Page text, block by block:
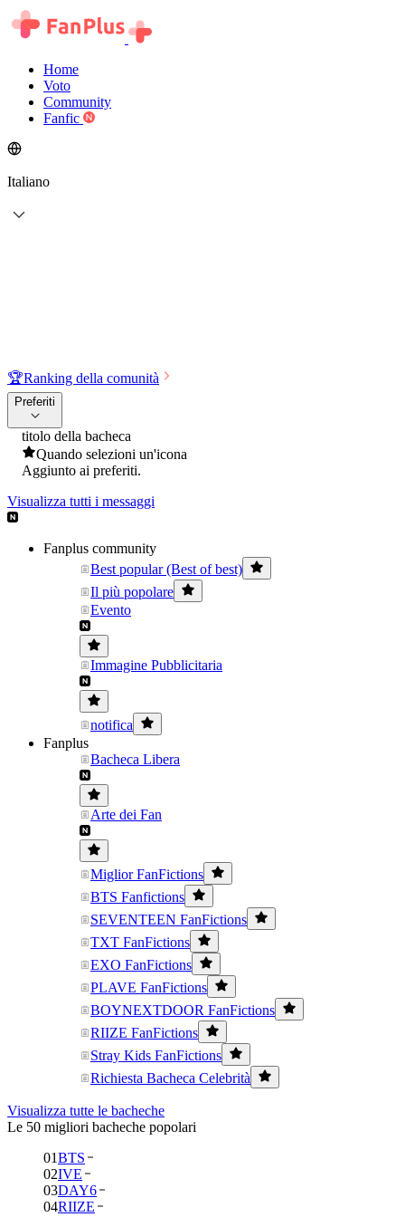
Home
Voto
Community
Fanfic
Italiano
🏆Ranking della comunità
Preferiti
titolo della bacheca
Quando selezioni un'icona
Aggiunto ai preferiti.
Visualizza tutti i messaggi
Fanplus community
Best popular (Best of best)
Il più popolare
Evento
Immagine Pubblicitaria
notifica
Fanplus
Bacheca Libera
Arte dei Fan
Miglior FanFictions
BTS Fanfictions
SEVENTEEN FanFictions
TXT FanFictions
EXO FanFictions
PLAVE FanFictions
BOYNEXTDOOR FanFictions
RIIZE FanFictions
Stray Kids FanFictions
Richiesta Bacheca Celebrità
Visualizza tutte le bacheche
Le 50 migliori bacheche popolari
01BTS
02IVE
03DAY6
04RIIZE